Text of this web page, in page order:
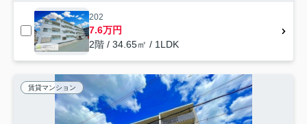
202
7.6万円
2階 / 34.65㎡ / 1LDK
賃貸マンション